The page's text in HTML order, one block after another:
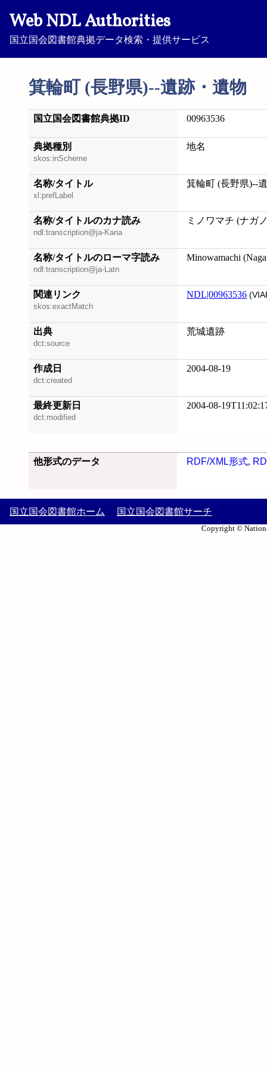
Web NDL Authorities
国立国会図書館典拠データ検索・提供サービス
箕輪町 (長野県)--遺跡・遺物
国立国会図書館典拠ID 00963536
典拠種別
skos:inScheme
地名
名称/タイトル
xl:prefLabel
箕輪町 (長野県)--
名称/タイトルのカナ読み
ndl:transcription@ja-Kana
ミノワマチ (ナガ
名称/タイトルのローマ字読み
ndl:transcription@ja-Latn
Minowamachi
関連リンク
skos:exactMatch
NDL|00963536
出典
dct:source
荒城遺跡
作成日
dct:created
2004-08-19
最終更新日
dct:modified
2004-08-
他形式のデータ RDF/XML形式,
国立国会図書館ホーム 国立国会図書館サーチ
Copyright ©